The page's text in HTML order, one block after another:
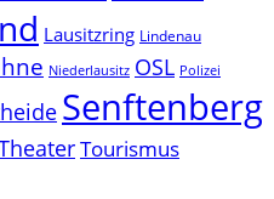
Lausitzring Lindenau
Niederlausitz OSL Polizei
Senftenberg
Tourismus